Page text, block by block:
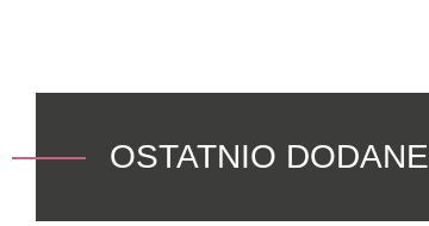
OSTATNIO DODANE